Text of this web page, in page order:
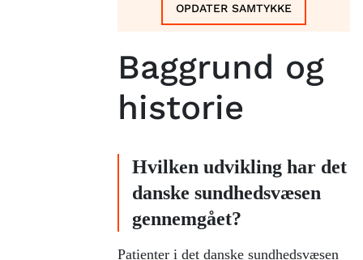
OPDATER SAMTYKKE
Baggrund og
historie
Hvilken udvikling har det
danske sundhedsvæsen
gennemgået?
Patienter i det danske sundhedsvæsen